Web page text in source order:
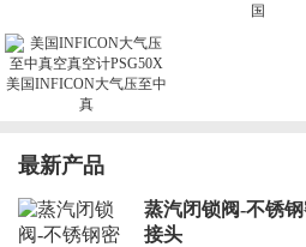
国
美国INFICON大气压至中
真
最新产品
蒸汽闭锁阀-不锈
接头